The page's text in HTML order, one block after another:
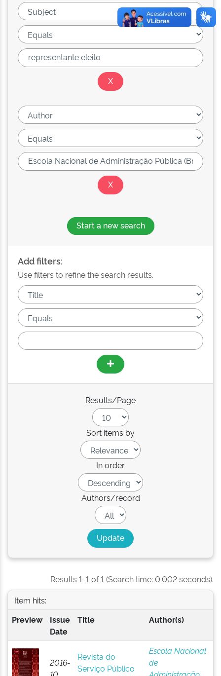
Start a new search
Add filters:
Use filters to refine the search results.
Results/Page
Sort items by
In order
Authors/record
Results 1-1 of 1 (Search time: 0.002 seconds).
Item hits:
Preview
Issue
Date
Title Author(s)
2016-
Revista do
Serviço Público
Escola Nacional
de